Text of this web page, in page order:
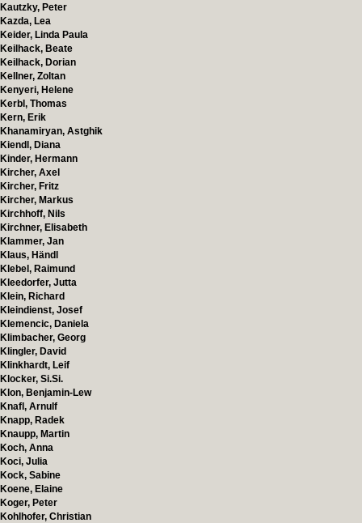
Kautzky, Peter
Kazda, Lea
Keider, Linda Paula
Keilhack, Beate
Keilhack, Dorian
Kellner, Zoltan
Kenyeri, Helene
Kerbl, Thomas
Kern, Erik
Khanamiryan, Astghik
Kiendl, Diana
Kinder, Hermann
Kircher, Axel
Kircher, Fritz
Kircher, Markus
Kirchhoff, Nils
Kirchner, Elisabeth
Klammer, Jan
Klaus, Händl
Klebel, Raimund
Kleedorfer, Jutta
Klein, Richard
Kleindienst, Josef
Klemencic, Daniela
Klimbacher, Georg
Klingler, David
Klinkhardt, Leif
Klocker, Si.Si.
Klon, Benjamin-Lew
Knafl, Arnulf
Knapp, Radek
Knaupp, Martin
Koch, Anna
Koci, Julia
Kock, Sabine
Koene, Elaine
Koger, Peter
Kohlhofer, Christian